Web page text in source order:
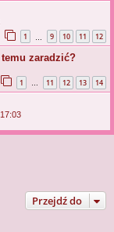
1 9 10 11 12
zaradzić?
1 … 11 12 13 14
Przejdź do